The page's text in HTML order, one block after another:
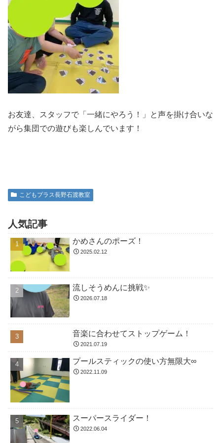
お友達、スタッフで「一緒にやろう！」と声を掛け合いな
がら集団での遊びも楽しんでいます！
こどもプラス長野石渡教室
人気記事
かめさんのポーズ！
2025.02.12
流しそうめんに挑戦✨
2026.07.18
音楽に合わせてストップゲーム！
2021.07.19
プールスティックの使い方無限大∞
2022.11.09
スーパースライダー！
2022.06.04